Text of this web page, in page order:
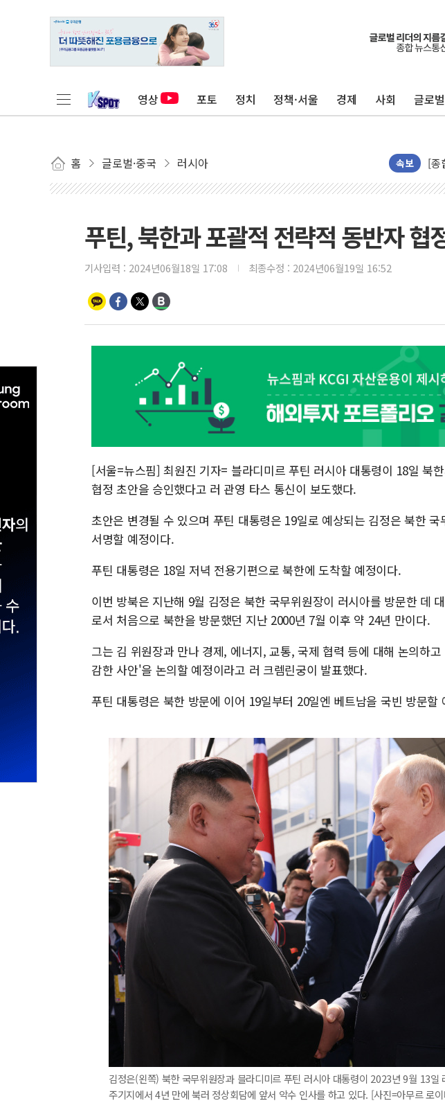
영상 포토 정치 정책·서울 경제 사회 글로
홈 글로벌·중국 러시아 속보
[AI
[사
뉴
트
특
남
[인
황
푸틴, 북한과 포괄적 전략적 동반자 협
기사입력 : 2024년06월18일 17:08 최종수정 : 2024년06월19일 16:52
[서울=뉴스핌] 최원진 기자= 블라디미르 푸틴 러시아 대통령이 18일 북
협정 초안을 승인했다고 러 관영 타스 통신이 보도했다.
초안은 변경될 수 있으며 푸틴 대통령은 19일로 예상되는 김정은 북한
서명할 예정이다.
푸틴 대통령은 18일 저녁 전용기편으로 북한에 도착할 예정이다.
이번 방북은 지난해 9월 김정은 북한 국무위원장이 러시아를 방문한 데
로서 처음으로 북한을 방문했던 지난 2000년 7월 이후 약 24년 만이다.
그는 김 위원장과 만나 경제, 에너지, 교통, 국제 협력 등에 대해 논의하
감한 사안'을 논의할 예정이라고 러 크렘린궁이 발표했다.
푸틴 대통령은 북한 방문에 이어 19일부터 20일엔 베트남을 국빈 방문할
김정은(왼쪽) 북한 국무위원장과 블라디미르 푸틴 러시아 대통령이 2023년 9월 13일
주기지에서 4년 만에 북러 정상회담에 앞서 악수 인사를 하고 있다. [사진=아무르 로